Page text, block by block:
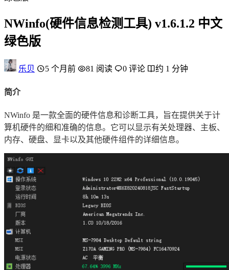
NWinfo(硬件信息检测工具) v1.6.1.2 中文
绿色版
乐贝 5 个月前 81 阅读 0 评论 约 1 分钟
简介
NWinfo 是一款全面的硬件信息和诊断工具，旨在提供关于计
算机硬件的细和准确的信息。它可以显示有关处理器、主板、
内存、硬盘、显卡以及其他硬件组件的详细信息。